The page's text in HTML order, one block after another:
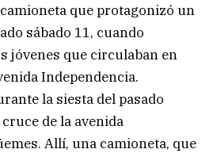
que protagonizó un
sábado 11, cuando
jóvenes que circulaban en
Independencia.
la siesta del pasado
de la avenida
Allí, una camioneta, que